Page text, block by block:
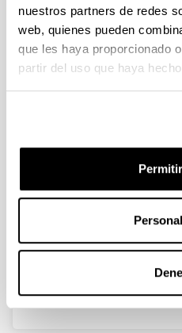
nuestros partners de redes
web, quienes pueden
que les haya proporcionado
partir del uso que haya
Integración de los
Desarrollo
formación en
titulaciones
españolas
Entidad financiadora:
Ministerio de Ciencia,
Descripción: